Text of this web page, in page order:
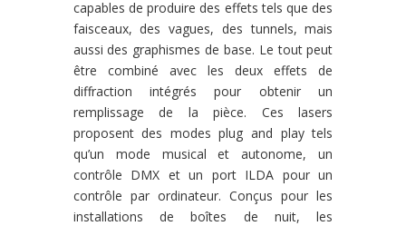
capables de produire des effets tels que des
faisceaux, des vagues, des tunnels, mais
aussi des graphismes de base. Le tout peut
être combiné avec les deux effets de
diffraction intégrés pour obtenir un
remplissage de la pièce. Ces lasers
proposent des modes plug and play tels
qu’un mode musical et autonome, un
contrôle DMX et un port ILDA pour un
contrôle par ordinateur. Conçus pour les
installations de boîtes de nuit, les